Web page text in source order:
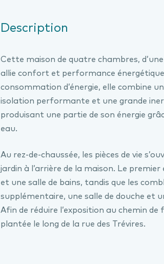
Description
Cette maison de quatre chambres,
allie confort et performance
consommation d’énergie, elle combine
isolation performante et une grande
produisant une partie de son énergie
eau.
Au rez-de-chaussée, les pièces de vie
jardin à l’arrière de la maison. Le
et une salle de bains, tandis que les
supplémentaire, une salle de douche et
Afin de réduire l’exposition au chemin
plantée le long de la rue des Trévires.